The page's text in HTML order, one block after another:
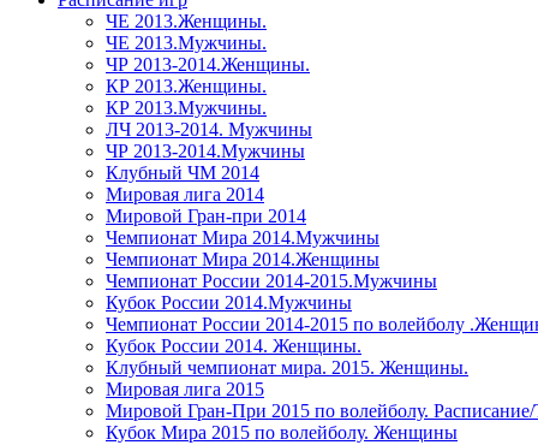
ЧЕ 2013.Женщины.
ЧЕ 2013.Мужчины.
ЧР 2013-2014.Женщины.
КР 2013.Женщины.
КР 2013.Мужчины.
ЛЧ 2013-2014. Мужчины
ЧР 2013-2014.Мужчины
Клубный ЧМ 2014
Мировая лига 2014
Мировой Гран-при 2014
Чемпионат Мира 2014.Мужчины
Чемпионат Мира 2014.Женщины
Чемпионат России 2014-2015.Мужчины
Кубок России 2014.Мужчины
Чемпионат России 2014-2015 по волейболу
Кубок России 2014. Женщины.
Клубный чемпионат мира. 2015. Женщины.
Мировая лига 2015
Мировой Гран-При 2015 по волейболу.
Кубок Мира 2015 по волейболу. Женщины